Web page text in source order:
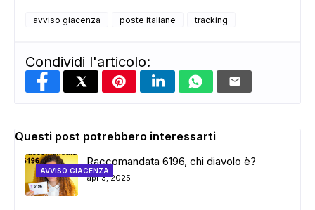
avviso giacenza poste italiane tracking
Condividi l'articolo:
Questi post potrebbero interessarti
AVVISO GIACENZA
Raccomandata 6196, chi diavolo è?
apr 3, 2025